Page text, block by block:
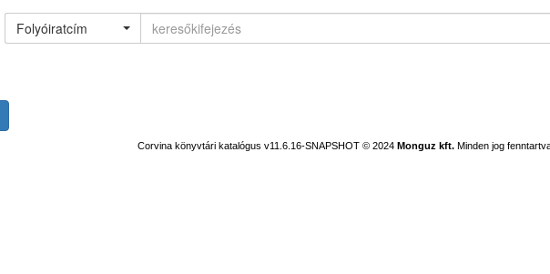
Folyóiratcím
Corvina könyvtári katalógus v11.6.16-SNAPSHOT © 2024 Monguz kft. Minden jog